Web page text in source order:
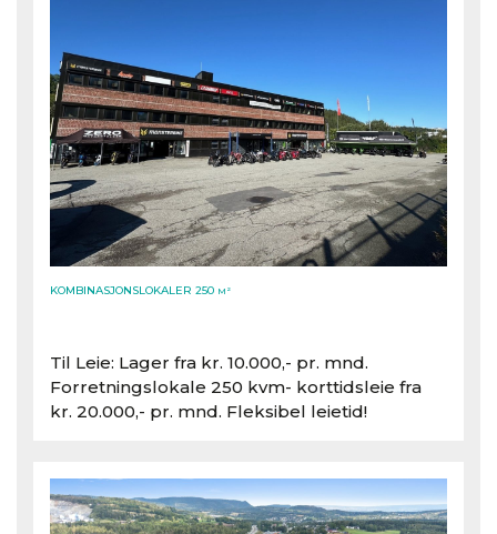
KOMBINASJONSLOKALER 250 M²
Til Leie: Lager fra kr. 10.000,- pr. mnd.
Forretningslokale 250 kvm- korttidsleie fra
kr. 20.000,- pr. mnd. Fleksibel leietid!